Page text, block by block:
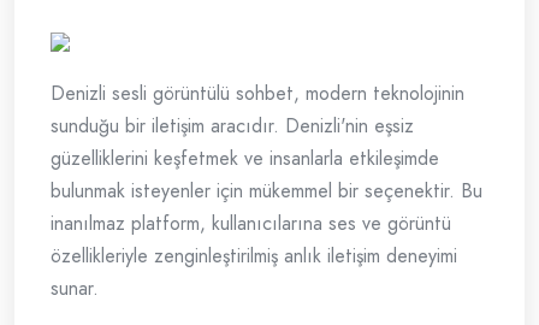
Denizli sesli görüntülü sohbet, modern teknolojinin
sunduğu bir iletişim aracıdır. Denizli'nin eşsiz
güzelliklerini keşfetmek ve insanlarla etkileşimde
bulunmak isteyenler için mükemmel bir seçenektir. Bu
inanılmaz platform, kullanıcılarına ses ve görüntü
özellikleriyle zenginleştirilmiş anlık iletişim deneyimi
sunar.